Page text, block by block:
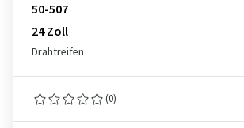
50-507
24 Zoll
Drahtreifen
(0)